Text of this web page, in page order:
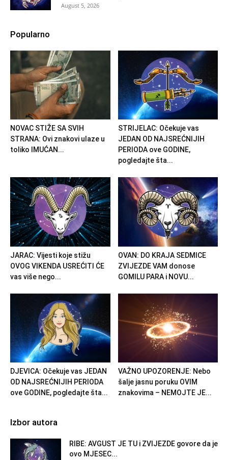
August 5, 2026
Popularno
NOVAC STIŽE SA SVIH
STRANA: Ovi znakovi ulaze u
toliko IMUĆAN...
STRIJELAC: Očekuje vas
JEDAN OD NAJSREĆNIJIH
PERIODA ove GODINE,
pogledajte šta...
JARAC: Vijesti koje stižu
OVOG VIKENDA USREĆITI ĆE
vas više nego...
OVAN: DO KRAJA SEDMICE
ZVIJEZDE VAM donose
GOMILU PARA i NOVU...
DJEVICA: Očekuje vas JEDAN
OD NAJSREĆNIJIH PERIODA
ove GODINE, pogledajte šta...
VAŽNO UPOZORENJE: Nebo
šalje jasnu poruku OVIM
znakovima – NEMOJTE JE...
Izbor autora
RIBE: AVGUST JE TU i ZVIJEZDE govore da je
ovo MJESEC...